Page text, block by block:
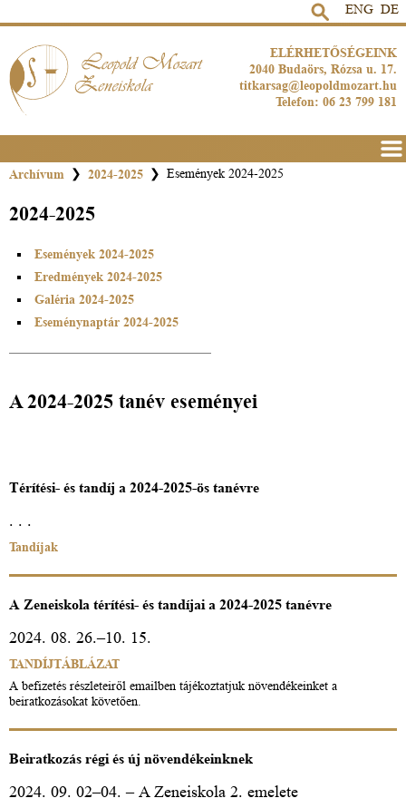
ENG DE
ELÉRHETŐSÉGEINK
2040 Budaörs, Rózsa u. 17.
titkarsag@leopoldmozart.hu
Telefon: 06 23 799 181
Archívum
❯ 2024-2025 ❯ Események 2024-2025
2024-2025
Események 2024-2025
Eredmények 2024-2025
Galéria 2024-2025
Eseménynaptár 2024-2025
A 2024-2025 tanév eseményei
Térítési- és tandíj a 2024-2025-ös tanévre
. . .
Tandíjak
A Zeneiskola térítési- és tandíjai a 2024-2025 tanévre
2024. 08. 26.–10. 15.
TANDÍJTÁBLÁZAT
A befizetés részleteiről emailben tájékoztatjuk növendékeinket a
beiratkozásokat követően.
Beiratkozás régi és új növendékeinknek
2024. 09. 02–04. – A Zeneiskola 2. emelete